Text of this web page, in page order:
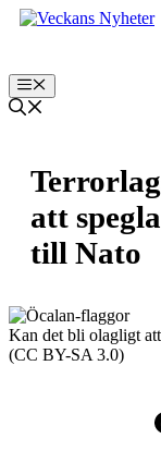
Hoppa
Meny
att
till Nato
Kan det bli olagligt
(CC BY-SA 3.0)